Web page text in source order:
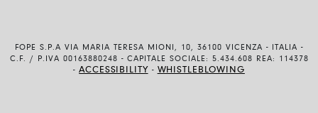
SPEDIZIONI E RESI
METODI DI PAGAMENTO
YOUTUBE
FOPE S.P.A VIA MARIA TERESA MIONI, 10, 36100 VICENZA - ITALIA -
C.F. / P.IVA 00163880248 - CAPITALE SOCIALE: 5.434.608 REA: 114378
-ACCESSIBILITY - WHISTLEBLOWING